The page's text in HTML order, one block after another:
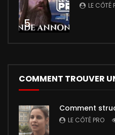
5
LE CÔTÉ
COMMENT TROUVER
Comment
LE CÔTÉ PRO